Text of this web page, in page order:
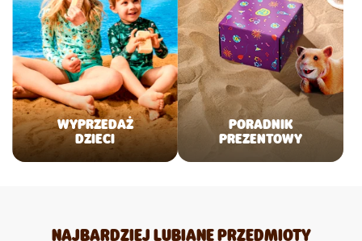
WYPRZEDAŻ
DZIECI
PORADNIK
PREZENTOWY
NAJBARDZIEJ LUBIANE PRZEDMIOTY